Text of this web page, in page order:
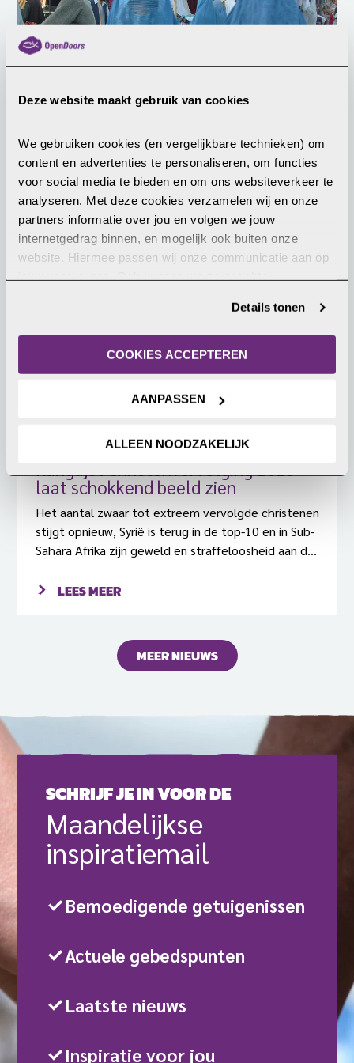
Deze website maakt gebruik van cookies
We gebruiken cookies (en vergelijkbare technieken) om
content en advertenties te personaliseren, om functies
voor social media te bieden en om ons websiteverkeer te
analyseren. Met deze cookies verzamelen wij en onze
partners informatie over jou en volgen we jouw
internetgedrag binnen, en mogelijk ook buiten onze
website. Hiermee passen wij onze communicatie aan op
jouw voorkeuren. Ook kunnen we zo gerichte
internetgedrag. Je kunt je toestemming ook altijd wijzigen
of intrekken. Meer uitleg vind je in onze
privacyverklaring.
Details tonen
COOKIES ACCEPTEREN
AANPASSEN
ALLEEN NOODZAKELIJK
tegen vrouwen in wet
Volgens de Afghaanse wetgeving mogen mannen
hun vrouw slaan, zolang er geen botten breken of
blijvende verwondingen zichtbaar zijn.
LEES MEER
Ranglijst Christenvervolging 2026
laat schokkend beeld zien
Het aantal zwaar tot extreem vervolgde christenen
stijgt opnieuw, Syrië is terug in de top-10 en in Sub-
Sahara Afrika zijn geweld en straffeloosheid aan de
verontrustende conclusies van de Ranglijst
LEES MEER
MEER NIEUWS
SCHRIJF JE IN VOOR DE
Maande­lijkse
inspiratie­mail
Bemoedigende getuigenissen
Actuele gebedspunten
Laatste nieuws
Inspiratie voor jou